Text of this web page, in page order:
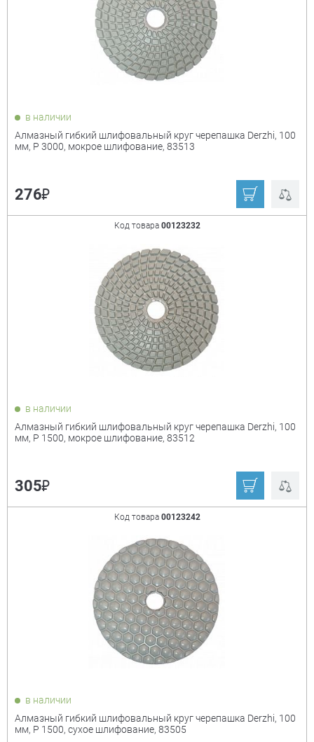
в наличии
Алмазный гибкий шлифовальный круг черепашка Derzhi, 100
мм, P 3000, мокрое шлифование, 83513
276₽
Код товара 00123232
в наличии
Алмазный гибкий шлифовальный круг черепашка Derzhi, 100
мм, P 1500, мокрое шлифование, 83512
305₽
Код товара 00123242
в наличии
Алмазный гибкий шлифовальный круг черепашка Derzhi, 100
мм, P 1500, сухое шлифование, 83505